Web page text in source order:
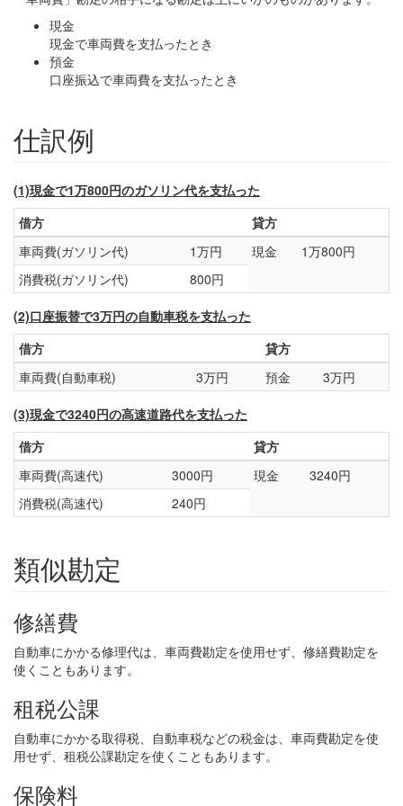
現金
現金で車両費を支払ったとき
預金
口座振込で車両費を支払ったとき
仕訳例
(1)現金で1万800円のガソリン代を支払った
借方
貸方
車両費(ガソリン代)
1万円 現金
1万800円
消費税(ガソリン代)
800円
(2)口座振替で3万円の自動車税を支払った
借方
貸方
車両費(自動車税)
3万円 預金 3万円
(3)現金で3240円の高速道路代を支払った
借方
貸方
車両費(高速代)
3000円 現金
3240円
消費税(高速代)
240円
類似勘定
修繕費
自動車にかかる修理代は、車両費勘定を使用せず、修繕費勘定を
使くこともあります。
租税公課
自動車にかかる取得税、自動車税などの税金は、車両費勘定を使
用せず、租税公課勘定を使くこともあります。
保険料